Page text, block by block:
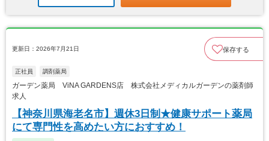
更新日：2026年7月21日 保存する
正社員 調剤薬局
ガーデン薬局 ViNA GARDENS店 株式会社メディカルガーデンの薬剤師
求人
【神奈川県海老名市】週休3日制★健康サポート薬局
にて専門性を高めたい方におすすめ！